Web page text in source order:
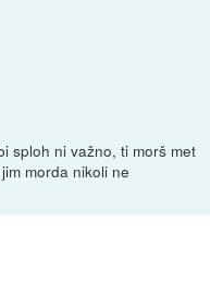
sploh ni važno, ti morš met
morda nikoli ne